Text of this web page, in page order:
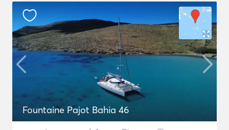
Fountaine Pajot Bahia 46